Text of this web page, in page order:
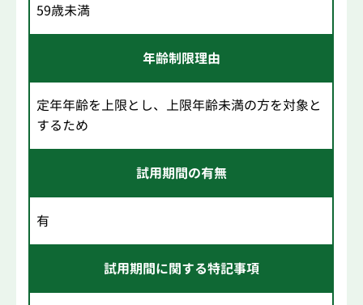
59歳未満
年齢制限理由
定年年齢を上限とし、上限年齢未満の方を対象と
するため
試用期間の有無
有
試用期間に関する特記事項